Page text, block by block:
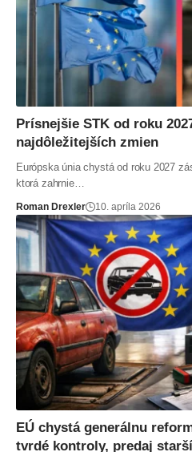
Prísnejšie STK od roku
najdôležitejších zmien
Európska únia chystá od roku 2027
ktorá zahrnie…
Roman Drexler 10. apríla 2026
EÚ chystá generálnu
tvrdé kontroly, predaj